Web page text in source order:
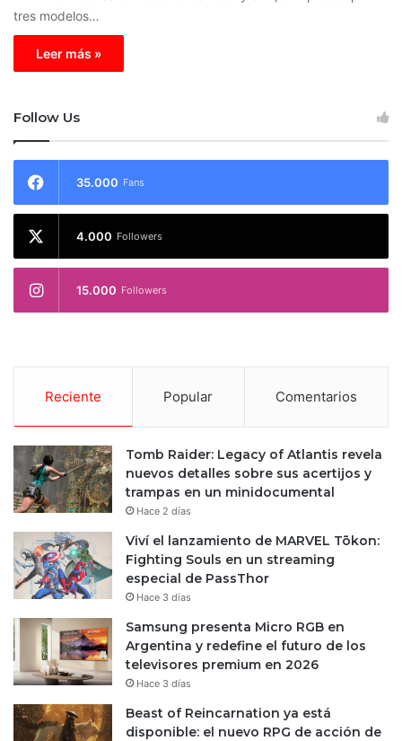
tres modelos…
Leer más »
Follow Us
35.000 Fans
4.000 Followers
15.000 Followers
Reciente Popular Comentarios
Tomb Raider: Legacy of Atlantis revela
nuevos detalles sobre sus acertijos y
trampas en un minidocumental
Hace 2 días
Viví el lanzamiento de MARVEL Tōkon:
Fighting Souls en un streaming
especial de PassThor
Hace 3 días
Samsung presenta Micro RGB en
Argentina y redefine el futuro de los
televisores premium en 2026
Hace 3 días
Beast of Reincarnation ya está
disponible: el nuevo RPG de acción de